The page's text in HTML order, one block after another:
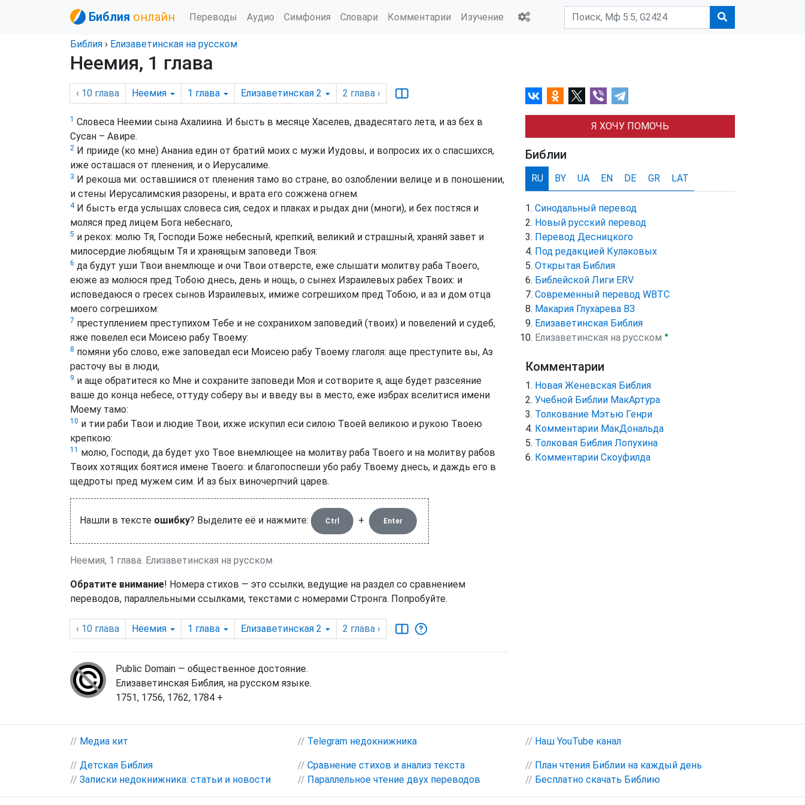
Библия онлайн Переводы Аудио Симфония Словари Комментарии Изучение
Библия › Елизаветинская на русском
Неемия, 1 глава
‹ 10 глава Неемия 1 глава Елизаветинская 2 2 глава ›
1 Словеса Неемии сына Ахалиина. И бысть в месяце Хаселев, двадесятаго лета, и аз бех в
Сусан – Авире.
2 И прииде (ко мне) Ананиа един от братий моих с мужи Иудовы, и вопросих их о спасшихся,
иже осташася от пленения, и о Иерусалиме.
3 И рекоша ми: оставшиися от пленения тамо во стране, во озлоблении велице и в поношении,
и стены Иерусалимския разорены, и врата его сожжена огнем.
4И бысть егда услышах словеса сия, седох и плаках и рыдах дни (многи), и бех постяся и
моляся пред лицем Бога небеснаго,
5 и рекох: молю Тя, Господи Боже небесный, крепкий, великий и страшный, храняй завет и
милосердие любящым Тя и хранящым заповеди Твоя:
6 да будут уши Твои внемлюще и очи Твои отверсте, еже слышати молитву раба Твоего,
еюже аз молюся пред Тобою днесь, день и нощь, о сынех Израилевых рабех Твоих: и
исповедаюся о гресех сынов Израилевых, имиже согрешихом пред Тобою, и аз и дом отца
моего согрешихом:
7 преступлением преступихом Тебе и не сохранихом заповедий (твоих) и повелений и судеб,
яже повелел еси Моисею рабу Твоему:
8 помяни убо слово, еже заповедал еси Моисею рабу Твоему глаголя: аще преступите вы, Аз
расточу вы в люди,
9 и аще обратитеся ко Мне и сохраните заповеди Моя и сотворите я, аще будет разсеяние
ваше до конца небесе, оттуду соберу вы и введу вы в место, еже избрах вселитися имени
Моему тамо:
10 и тии раби Твои и людие Твои, ихже искупил еси силою Твоей великою и рукою Твоею
крепкою:
11 молю, Господи, да будет ухо Твое внемлющее на молитву раба Твоего и на молитву рабов
Твоих хотящих боятися имене Твоего: и благопоспеши убо рабу Твоему днесь, и даждь его в
щедроты пред мужем сим. И аз бых виночерпчий царев.
Нашли в тексте ошибку? Выделите её и нажмите: Ctrl + Enter
Неемия, 1 глава. Елизаветинская на русском
Обратите внимание! Номера стихов — это ссылки, ведущие на раздел со сравнением
переводов, параллельными ссылками, текстами с номерами Стронга. Попробуйте.
‹ 10 глава Неемия 1 глава Елизаветинская 2 2 глава ›
Public Domain — общественное достояние.
Елизаветинская Библия, на русском языке.
1751, 1756, 1762, 1784 +
Я ХОЧУ ПОМОЧЬ
Библии
RU BY UA EN DE GR LAT
Синодальный перевод
Новый русский перевод
Перевод Десницкого
Под редакцией Кулаковых
Открытая Библия
Библейской Лиги ERV
Cовременный перевод WBTC
Макария Глухарева ВЗ
Елизаветинская Библия
Елизаветинская на русском ●
Комментарии
Новая Женевская Библия
Учебной Библии МакАртура
Толкование Мэтью Генри
Комментарии МакДональда
Толковая Библия Лопухина
Комментарии Скоуфилда
// Медиа кит // Telegram недокнижника // Наш YouTube канал
// Детская Библия
// Записки недокнижника: статьи и новости
// Сравнение стихов и анализ текста
// Параллельное чтение двух переводов
// План чтения Библии на каждый день
// Бесплатно скачать Библию